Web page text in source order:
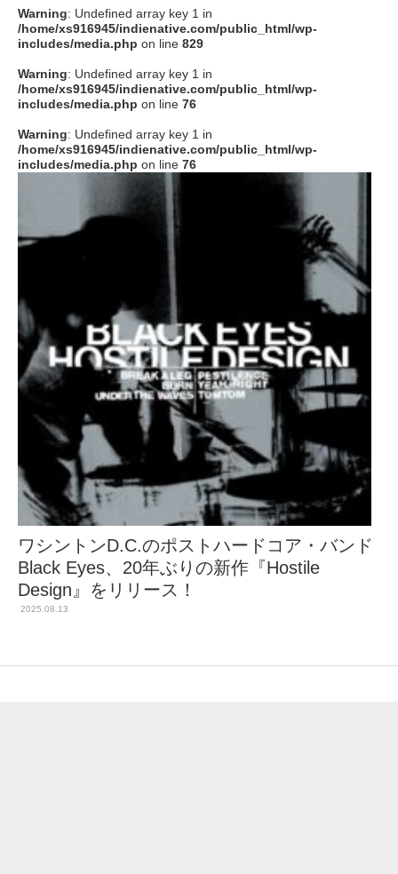
to indienative
Warning: Undefined array key 1 in
/home/xs916945/indienative.com/public_html/wp-
includes/media.php on line 829
Warning: Undefined array key 1 in
/home/xs916945/indienative.com/public_html/wp-
includes/media.php on line 76
Warning: Undefined array key 1 in
/home/xs916945/indienative.com/public_html/wp-
includes/media.php on line 76
ワシントンD.C.のポストハードコア・バンド
Black Eyes、20年ぶりの新作『Hostile
Design』をリリース！
2025.08.13